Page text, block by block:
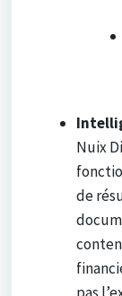
Nuix
de